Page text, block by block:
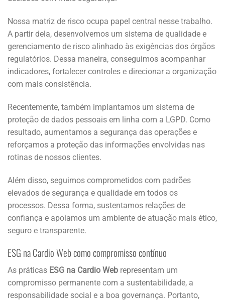
Nossa matriz de risco ocupa papel central nesse trabalho.
A partir dela, desenvolvemos um sistema de qualidade e
gerenciamento de risco alinhado às exigências dos órgãos
regulatórios. Dessa maneira, conseguimos acompanhar
indicadores, fortalecer controles e direcionar a organização
com mais consistência.
Recentemente, também implantamos um sistema de
proteção de dados pessoais em linha com a LGPD. Como
resultado, aumentamos a segurança das operações e
reforçamos a proteção das informações envolvidas nas
rotinas de nossos clientes.
Além disso, seguimos comprometidos com padrões
elevados de segurança e qualidade em todos os
processos. Dessa forma, sustentamos relações de
confiança e apoiamos um ambiente de atuação mais ético,
seguro e transparente.
ESG na Cardio Web como compromisso contínuo
As práticas ESG na Cardio Web representam um
compromisso permanente com a sustentabilidade, a
responsabilidade social e a boa governança. Portanto,